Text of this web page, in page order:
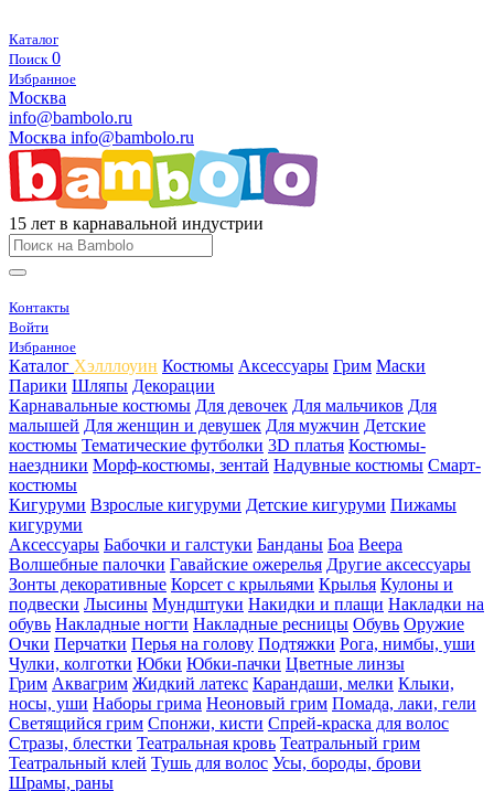
Каталог
Поиск 0
Избранное
Москва
info@bambolo.ru
Москва info@bambolo.ru
15 лет в карнавальной индустрии
Контакты
Войти
Избранное
Каталог Хэлллоуин Костюмы Аксессуары Грим Маски
Парики Шляпы Декорации
Карнавальные костюмы Для девочек Для мальчиков Для
малышей Для женщин и девушек Для мужчин Детские
костюмы Тематические футболки 3D платья Костюмы-
наездники Морф-костюмы, зентай Надувные костюмы Смарт-
костюмы
Кигуруми Взрослые кигуруми Детские кигуруми Пижамы
кигуруми
Аксессуары Бабочки и галстуки Банданы Боа Веера
Волшебные палочки Гавайские ожерелья Другие аксессуары
Зонты декоративные Корсет с крыльями Крылья Кулоны и
подвески Лысины Мундштуки Накидки и плащи Накладки на
обувь Накладные ногти Накладные ресницы Обувь Оружие
Очки Перчатки Перья на голову Подтяжки Рога, нимбы, уши
Чулки, колготки Юбки Юбки-пачки Цветные линзы
Грим Аквагрим Жидкий латекс Карандаши, мелки Клыки,
носы, уши Наборы грима Неоновый грим Помада, лаки, гели
Светящийся грим Спонжи, кисти Спрей-краска для волос
Стразы, блестки Театральная кровь Театральный грим
Театральный клей Тушь для волос Усы, бороды, брови
Шрамы, раны